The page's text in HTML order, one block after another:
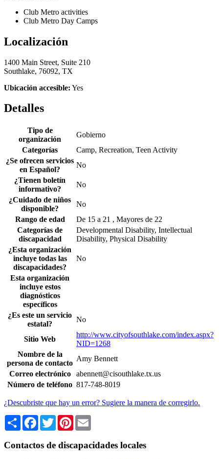
Club Metro activities
Club Metro Day Camps
Localización
1400 Main Street, Suite 210
Southlake, 76092, TX
Ubicación accesible: Yes
Detalles
Tipo de
organización
Gobierno
Categorías
Camp, Recreation, Teen Activity
¿Se ofrecen servicios
en Español?
No
¿Tienen boletín
informativo?
No
¿Cuidado de niños
disponible?
No
Rango de edad
De 15 a 21 , Mayores de 22
Categorías de
discapacidad
Developmental Disability, Intellectual
Disability, Physical Disability
¿Esta organización
incluye todas las
discapacidades?
No
Esta organización
incluye estos
diagnósticos
específicos
¿Es este un servicio
estatal?
No
Sitio Web
http://www.cityofsouthlake.com/index.aspx?
NID=1268
Nombre de la
persona de contacto
Amy Bennett
Correo electrónico
abennett@cisouthlake.tx.us
Número de teléfono 817-748-8019
¿Descubriste que hay un error? Sugiere la manera de corregirlo.
Share Facebook
TwitterPinterest
Contactos de discapacidades locales